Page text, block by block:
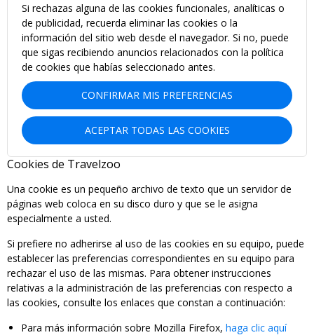
Si rechazas alguna de las cookies funcionales, analíticas o
de publicidad, recuerda eliminar las cookies o la
información del sitio web desde el navegador. Si no, puede
que sigas recibiendo anuncios relacionados con la política
de cookies que habías seleccionado antes.
CONFIRMAR MIS PREFERENCIAS
ACEPTAR TODAS LAS COOKIES
Cookies de Travelzoo
Una cookie es un pequeño archivo de texto que un servidor de
páginas web coloca en su disco duro y que se le asigna
especialmente a usted.
Si prefiere no adherirse al uso de las cookies en su equipo, puede
establecer las preferencias correspondientes en su equipo para
rechazar el uso de las mismas. Para obtener instrucciones
relativas a la administración de las preferencias con respecto a
las cookies, consulte los enlaces que constan a continuación:
Para más información sobre Mozilla Firefox, haga clic aquí